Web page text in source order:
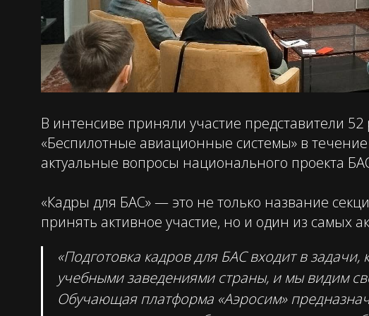
В интенсиве приняли участие представители
«Беспилотные авиационные системы» в
актуальные вопросы национального проекта
«Кадры для БАС» — это не только название
принять активное участие, но и один из самых
«Подготовка кадров для БАС входит в задачи,
учебными заведениями страны, и мы видим
Обучающая платформа «Аэросим»